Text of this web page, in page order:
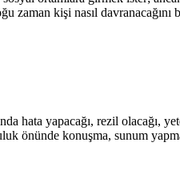
zaman kişi nasıl
hata yapacağı, rezil olacağı,
önünde konuşma, sunum